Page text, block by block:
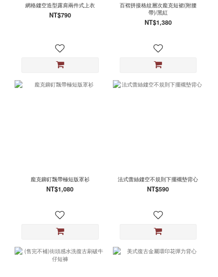
網格鏤空造型露肩兩件式上衣
NT$790
百褶拼接格紋層次龐克短裙(附腰
帶)/黑紅
NT$1,380
龐克鉚釘飄帶極短版罩衫
NT$1,080
法式蕾絲鏤空不規則下擺襯墊背心
NT$590